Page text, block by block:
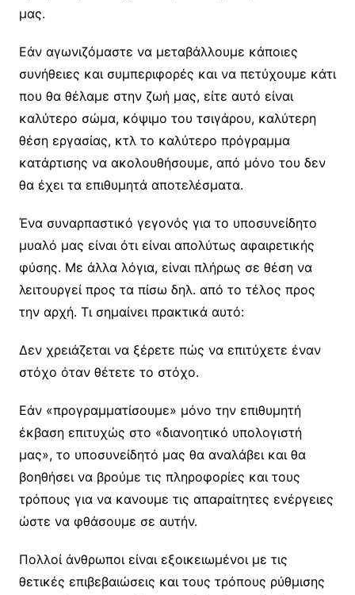
μας.
Εάν αγωνιζόμαστε να μεταβάλλουμε κάποιες
συνήθειες και συμπεριφορές και να πετύχουμε κάτι
που θα θέλαμε στην ζωή μας, είτε αυτό είναι
καλύτερο σώμα, κόψιμο του τσιγάρου, καλύτερη
θέση εργασίας, κτλ το καλύτερο πρόγραμμα
κατάρτισης να ακολουθήσουμε, από μόνο του δεν
θα έχει τα επιθυμητά αποτελέσματα.
Ένα συναρπαστικό γεγονός για το υποσυνείδητο
μυαλό μας είναι ότι είναι απολύτως αφαιρετικής
φύσης. Με άλλα λόγια, είναι πλήρως σε θέση να
λειτουργεί προς τα πίσω δηλ. από το τέλος προς
την αρχή. Τι σημαίνει πρακτικά αυτό:
Δεν χρειάζεται να ξέρετε πώς να επιτύχετε έναν
στόχο όταν θέτετε το στόχο.
Εάν «προγραμματίσουμε» μόνο την επιθυμητή
έκβαση επιτυχώς στο «διανοητικό υπολογιστή
μας», το υποσυνείδητό μας θα αναλάβει και θα
βοηθήσει να βρούμε τις πληροφορίες και τους
τρόπους για να κανουμε τις απαραίτητες ενέργειες
ώστε να φθάσουμε σε αυτήν.
Πολλοί άνθρωποι είναι εξοικειωμένοι με τις
θετικές επιβεβαιώσεις και τους τρόπους ρύθμισης